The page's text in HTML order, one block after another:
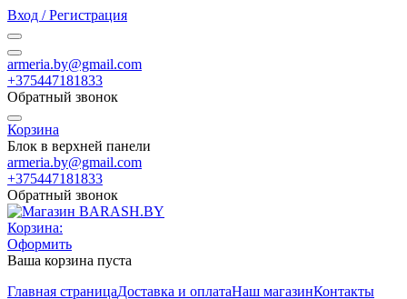
Вход / Регистрация
armeria.by@gmail.com
+375447181833
Обратный звонок
Корзина
Блок в верхней панели
armeria.by@gmail.com
+375447181833
Обратный звонок
Корзина:
Оформить
Ваша корзина пуста
Главная страницаДоставка и оплатаНаш магазинКонтакты